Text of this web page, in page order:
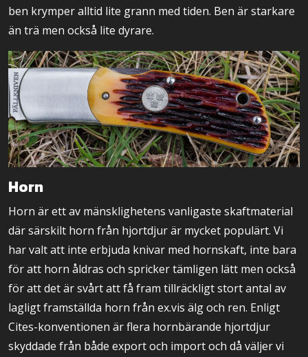
ben krymper alltid lite grann med tiden. Ben är starkare
än trä men också lite dyrare.
Horn
Horn är ett av mänsklighetens vanligaste skaftmaterial
där särskilt horn från hjortdjur är mycket populärt. Vi
har valt att inte erbjuda knivar med hornskaft, inte bara
för att horn åldras och spricker tämligen lätt men också
för att det är svårt att få fram tillräckligt stort antal av
lagligt framställda horn från ex.vis älg och ren. Enligt
Cites-konventionen är flera hornbärande hjortdjur
skyddade från både export och import och då väljer vi